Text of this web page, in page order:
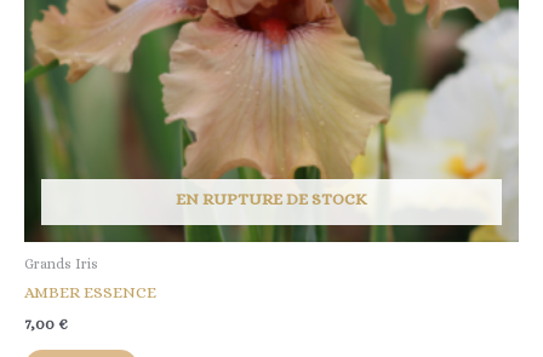
EN RUPTURE DE STOCK
Grands Iris
AMBER ESSENCE
7,00 €